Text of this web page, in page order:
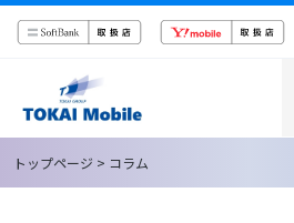
トップ
トップページ > コラム